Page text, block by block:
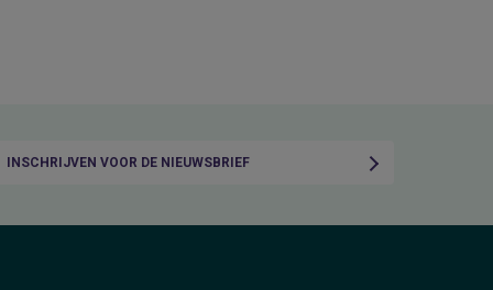
INSCHRIJVEN VOOR DE NIEUWSBRIEF